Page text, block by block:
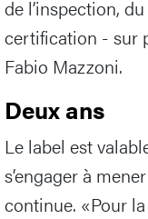
de l’inspection,
certification - sur
Fabio Mazzoni.
Deux ans
Le label est
s’engager à
continue. «Pour la